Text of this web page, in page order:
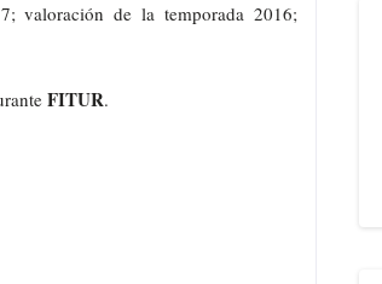
valoración de la temporada 2016;
FITUR.